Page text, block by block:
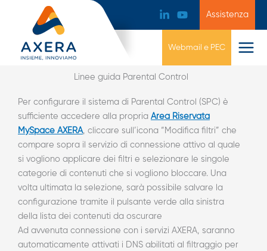
Assistenza
Webmail e PEC
Linee guida Parental Control
Per configurare il sistema di Parental Control (SPC) è
sufficiente accedere alla propria Area Riservata
MySpace AXERA, cliccare sull’icona “Modifica filtri” che
compare sopra il servizio di connessione attivo al quale
si vogliono applicare dei filtri e selezionare le singole
categorie di contenuti che si vogliono bloccare. Una
volta ultimata la selezione, sarà possibile salvare la
configurazione tramite il pulsante verde alla sinistra
della lista dei contenuti da oscurare
Ad avvenuta connessione con i servizi AXERA, saranno
automaticamente attivati i DNS abilitati al filtraggio per